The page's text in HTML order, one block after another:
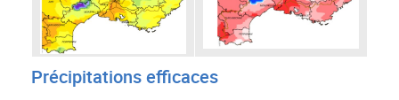
Précipitations efficaces